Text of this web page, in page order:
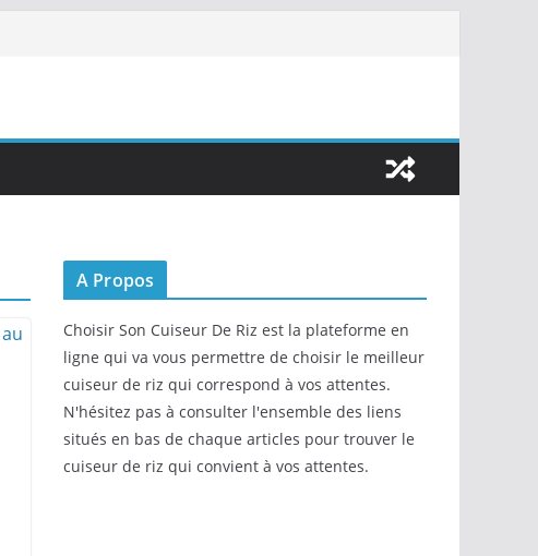
A Propos
Choisir Son Cuiseur De Riz est la plateforme en
ligne qui va vous permettre de choisir le meilleur
cuiseur de riz qui correspond à vos attentes.
N'hésitez pas à consulter l'ensemble des liens
situés en bas de chaque articles pour trouver le
cuiseur de riz qui convient à vos attentes.